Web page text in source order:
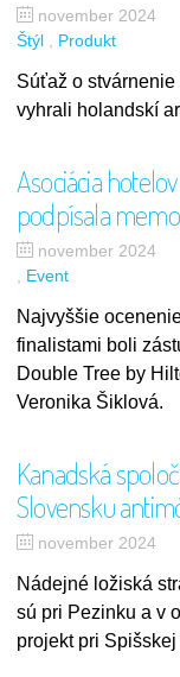
november 2024
Štýl
Produkt
Súťaž o
vyhrali holandskí
Asociácia
podpísala
november 2024
Event
Najvyššie
finalistami boli
Double Tree by
Veronika Šiklová.
Kanadská
Slovensku
november 2024
Nádejné ložiská
sú pri Pezinku a v
projekt pri